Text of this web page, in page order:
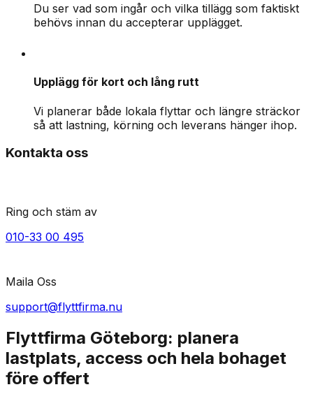
Du ser vad som ingår och vilka tillägg som faktiskt
behövs innan du accepterar upplägget.
Upplägg för kort och lång rutt
Vi planerar både lokala flyttar och längre sträckor
så att lastning, körning och leverans hänger ihop.
Kontakta oss
Ring och stäm av
010-33 00 495
Maila Oss
support@flyttfirma.nu
Flyttfirma Göteborg: planera
lastplats, access och hela bohaget
före offert